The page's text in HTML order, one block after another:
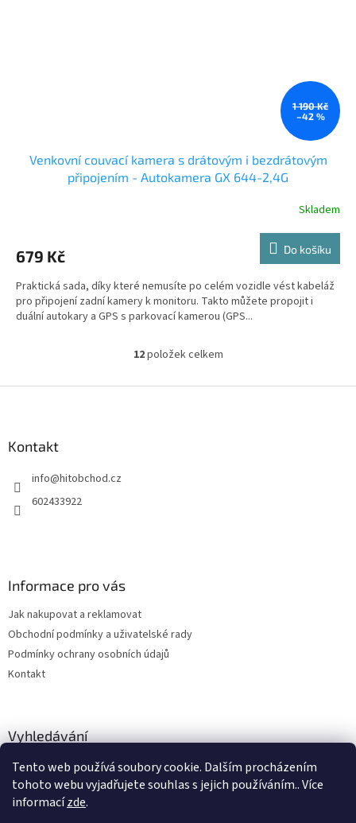
Tento web používá soubory cookie. Dalším procházením
tohoto webu vyjadřujete souhlas s jejich používáním.. Více
informacízde.
1 190 Kč
–42 %
Venkovní couvací kamera s drátovým i bezdrátovým
připojením - Autokamera GX 644-2,4G
Skladem
679 Kč Do košíku
Praktická sada, díky které nemusíte po celém vozidle vést kabeláž
pro připojení zadní kamery k monitoru. Takto můžete propojit i
duální autokary a GPS s parkovací kamerou (GPS...
O
l
u
12položek celkem
Kontakt
info@hitobchod.cz
602433922
Informace pro vás
Jak nakupovat a reklamovat
Obchodní podmínky a uživatelské rady
Podmínky ochrany osobních údajů
Kontakt
Vyhledávání